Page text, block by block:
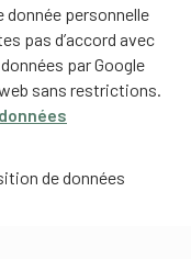
donnée personnelle
pas d’accord avec
par Google
sans restrictions.
de données
HEFSM